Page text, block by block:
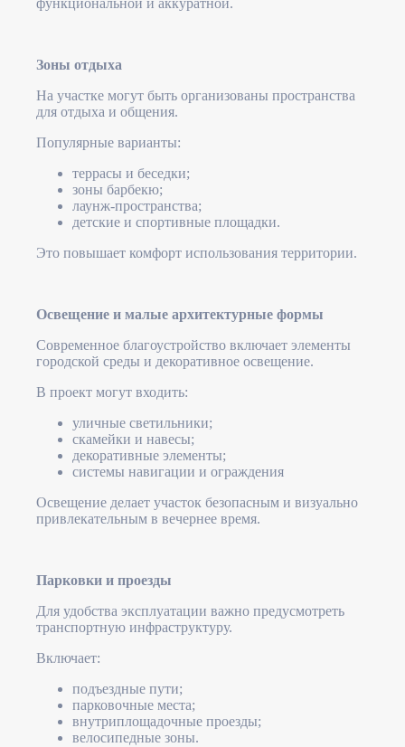
функциональной и аккуратной.
Зоны отдыха
На участке могут быть организованы пространства
для отдыха и общения.
Популярные варианты:
террасы и беседки;
зоны барбекю;
лаунж-пространства;
детские и спортивные площадки.
Это повышает комфорт использования территории.
Освещение и малые архитектурные формы
Современное благоустройство включает элементы
городской среды и декоративное освещение.
В проект могут входить:
уличные светильники;
скамейки и навесы;
декоративные элементы;
системы навигации и ограждения
Освещение делает участок безопасным и визуально
привлекательным в вечернее время.
Парковки и проезды
Для удобства эксплуатации важно предусмотреть
транспортную инфраструктуру.
Включает:
подъездные пути;
парковочные места;
внутриплощадочные проезды;
велосипедные зоны.